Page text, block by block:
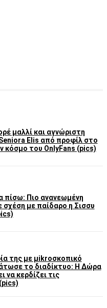
μαλλί και αγνώριστη
Elis από προφίλ στο
κόσμο του OnlyFans (pics)
πίσω: Πιο ανανεωμένη
σχέση με παίδαρο η Σισσυ
της με μikroσκοπικό
το διαδίκτυο: Η Δώρα
να κερδίζει τις